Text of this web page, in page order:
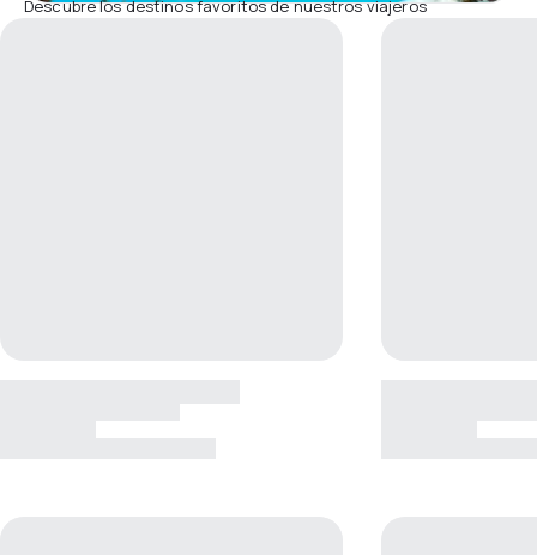
Descubre los destinos favoritos de nuestros viajeros